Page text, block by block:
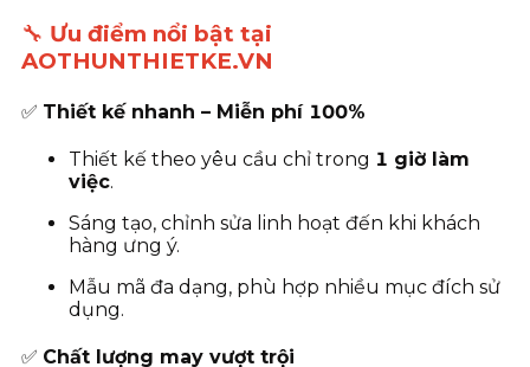
🔧 Ưu điểm nổi bật tại
AOTHUNTHIETKE.VN
✅ Thiết kế nhanh – Miễn phí 100%
Thiết kế theo yêu cầu chỉ trong 1 giờ làm
việc.
Sáng tạo, chỉnh sửa linh hoạt đến khi khách
hàng ưng ý.
Mẫu mã đa dạng, phù hợp nhiều mục đích sử
dụng.
✅ Chất lượng may vượt trội